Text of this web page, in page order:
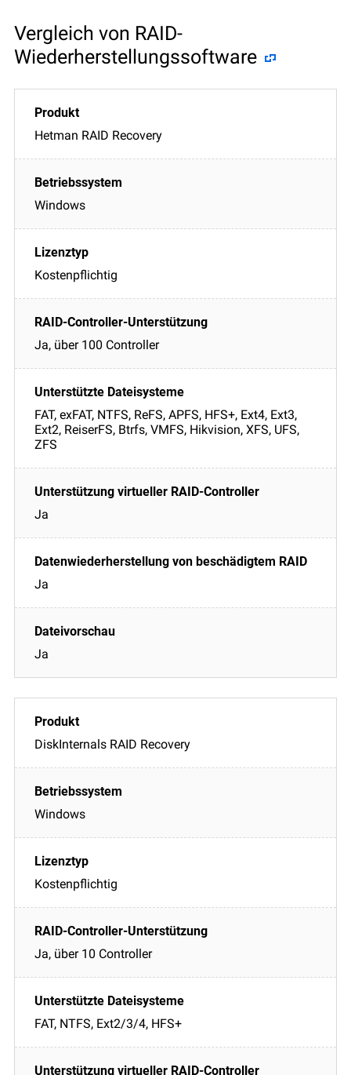
Vergleich von RAID-
Wiederherstellungssoftware
Hetman RAID Recovery
Windows
Kostenpflichtig
Ja, über 100 Controller
FAT, exFAT, NTFS, ReFS, APFS, HFS+, Ext4, Ext3,
Ext2, ReiserFS, Btrfs, VMFS, Hikvision, XFS, UFS,
ZFS
Ja
Ja
Ja
DiskInternals RAID Recovery
Windows
Kostenpflichtig
Ja, über 10 Controller
FAT, NTFS, Ext2/3/4, HFS+